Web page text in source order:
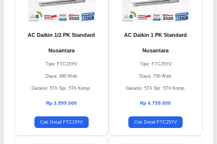
AC Daikin 1/2 PK Standard
Nusantara
Tipe: FTC15YV
Daya: 390 Watt
Garansi: 5Th Spr. 5Th Komp.
Rp 3.999.000
Cek Detail FTC15YV
AC Daikin 1 PK Standard
Nusantara
Tipe: FTC25YV
Daya: 750 Watt
Garansi: 5Th Spr. 5Th Komp.
Rp 4.759.000
Cek Detail FTC25YV